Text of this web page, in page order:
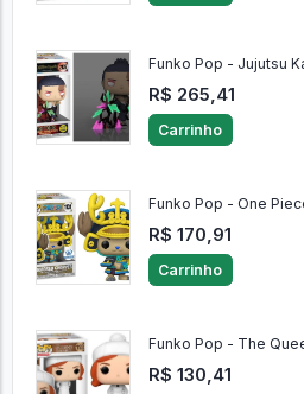
Funko Pop - Jujutsu
R$ 265,41
Carrinho
Funko Pop - One
R$ 170,91
Carrinho
Funko Pop - The
R$ 130,41